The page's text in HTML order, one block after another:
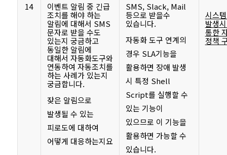
14
이벤트 알림 중 긴급
조치를 해야 하는
알림에 대해서 SMS
문자로 받을 수도
있는지 궁금하고
동일한 알림에
대해서 자동화도구와
연동하여 자동조치를
하는 사례가 있는지
궁금합니다.
잦은 알림으로
발생될 수 있는
피로도에 대하여
어떻게 대응하는지요
SMS, Slack, Mail
등으로 받을수
있습니다.
자동화 도구 연계의
경우 SLA기능을
활용하면 장애 발생
시 특정 Shell
Script를 실행할 수
있는 기능이
있으므로 이 기능을
활용하면 가능할 수
있습니다.
시스
발생
통한
정책